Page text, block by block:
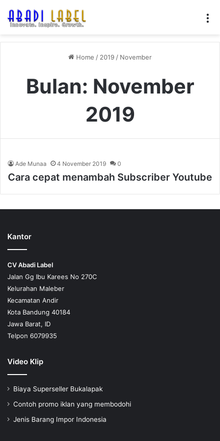
Home / 2019/ November
Bulan: November
2019
Ade Munaa 4 November 2019 0
Cara cepat menambah Subscriber Youtube
Kantor
CV Abadi Label
Jalan Gg Ibu Karees No 270C
Kelurahan Maleber
Kecamatan Andir
Kota Bandung 40184
Jawa Barat, ID
Telpon 6079935
Video Klip
Biaya Superseller Bukalapak
Contoh promo iklan yang membodohi
Jenis Barang Impor Indonesia